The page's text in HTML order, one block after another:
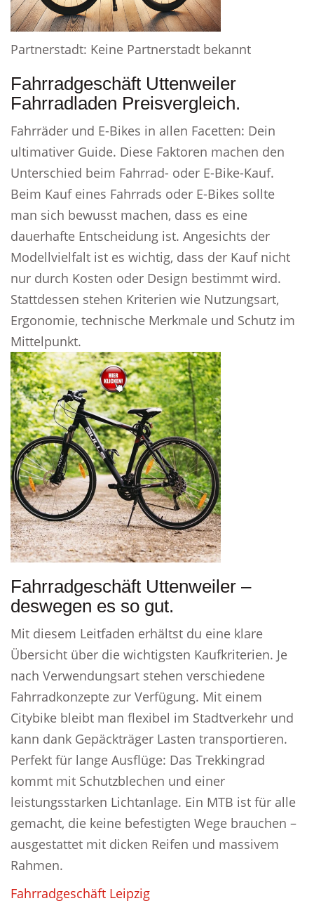
Partnerstadt: Keine Partnerstadt bekannt
Fahrradgeschäft Uttenweiler
Fahrradladen Preisvergleich.
Fahrräder und E-Bikes in allen Facetten: Dein
ultimativer Guide. Diese Faktoren machen den
Unterschied beim Fahrrad- oder E-Bike-Kauf.
Beim Kauf eines Fahrrads oder E-Bikes sollte
man sich bewusst machen, dass es eine
dauerhafte Entscheidung ist. Angesichts der
Modellvielfalt ist es wichtig, dass der Kauf nicht
nur durch Kosten oder Design bestimmt wird.
Stattdessen stehen Kriterien wie Nutzungsart,
Ergonomie, technische Merkmale und Schutz im
Mittelpunkt.
Fahrradgeschäft Uttenweiler –
deswegen es so gut.
Mit diesem Leitfaden erhältst du eine klare
Übersicht über die wichtigsten Kaufkriterien. Je
nach Verwendungsart stehen verschiedene
Fahrradkonzepte zur Verfügung. Mit einem
Citybike bleibt man flexibel im Stadtverkehr und
kann dank Gepäckträger Lasten transportieren.
Perfekt für lange Ausflüge: Das Trekkingrad
kommt mit Schutzblechen und einer
leistungsstarken Lichtanlage. Ein MTB ist für alle
gemacht, die keine befestigten Wege brauchen –
ausgestattet mit dicken Reifen und massivem
Rahmen.
Fahrradgeschäft Leipzig